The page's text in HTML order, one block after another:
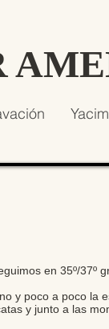
en 35º/37º
y poco a poco la
y junto a las